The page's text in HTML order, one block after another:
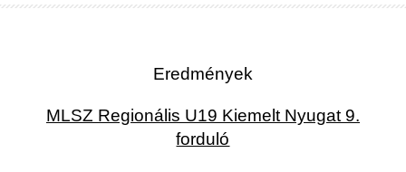
Eredmények
MLSZ Regionális U19 Kiemelt Nyugat 9.
forduló